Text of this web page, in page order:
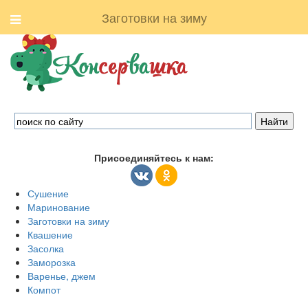
Заготовки на зиму
Присоединяйтесь к нам:
Сушение
Маринование
Заготовки на зиму
Квашение
Засолка
Заморозка
Варенье, джем
Компот